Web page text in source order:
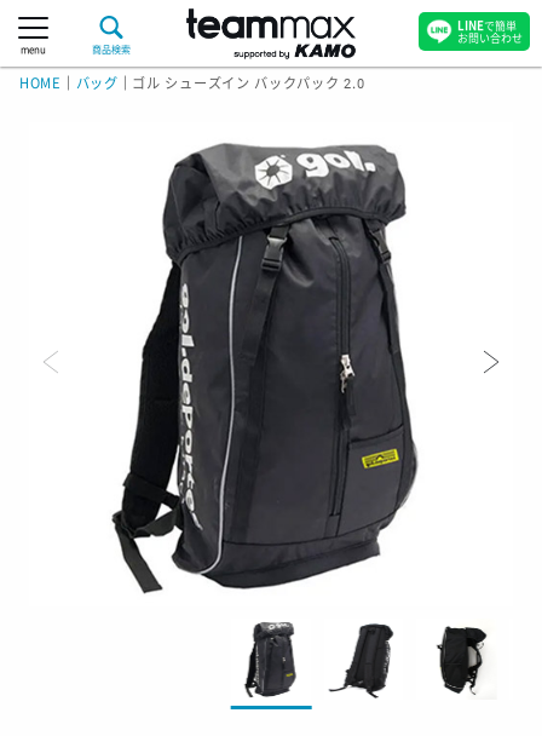
menu 商品検索
HOME バッグ ゴル シューズイン バックパック 2.0
LINEで簡単
お問い合わせ